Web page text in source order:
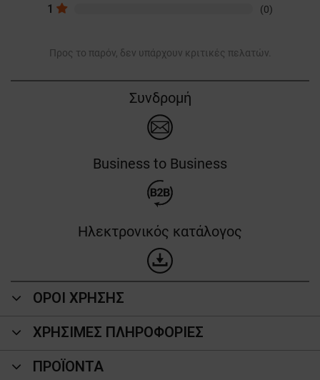
1 (0)
Προς το παρόν, δεν υπάρχουν κριτικές πελατών.
Συνδρομή
Business to Business
Ηλεκτρονικός κατάλογος
ΟΡΟΙ ΧΡΗΣΗΣ
ΧΡΗΣΙΜΕΣ ΠΛΗΡΟΦΟΡΙΕΣ
ΠΡΟΪΌΝΤΑ